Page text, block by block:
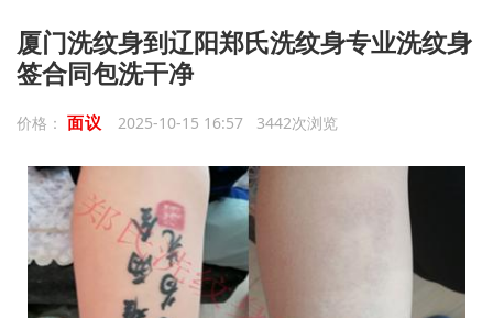
厦门洗纹身到辽阳郑氏洗纹身专业洗纹身
签合同包洗干净
价格： 面议 2025-10-15 16:57 3442次浏览